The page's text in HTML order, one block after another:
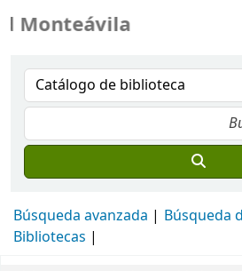
Búsqueda avanzada
Búsqueda
Bibliotecas